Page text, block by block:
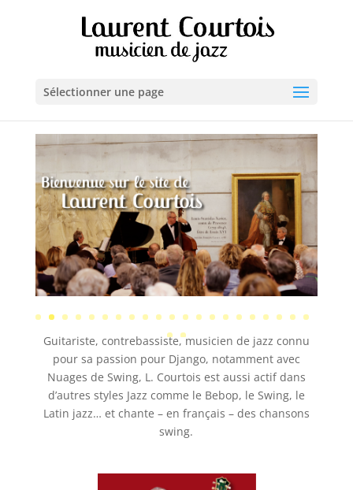
Sélectionner une page
Guitariste, contrebassiste, musicien de jazz connu
pour sa passion pour Django, notamment avec
Nuages de Swing, L. Courtois est aussi actif dans
d’autres styles Jazz comme le Bebop, le Swing, le
Latin jazz… et chante – en français – des chansons
swing.